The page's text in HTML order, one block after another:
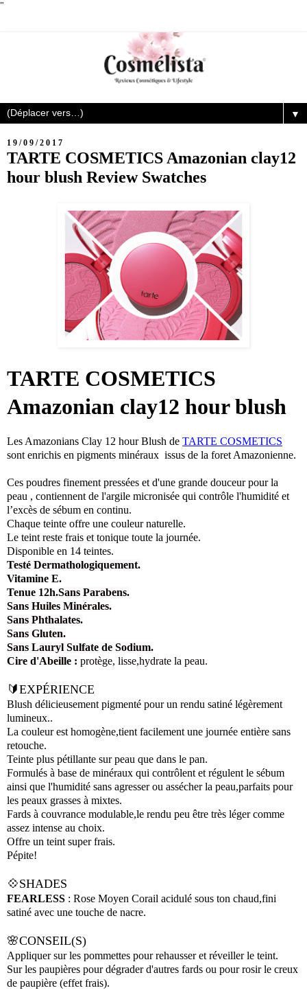
"
▼
19/09/2017
TARTE COSMETICS Amazonian clay12
hour blush Review Swatches
TARTE COSMETICS
Amazonian clay12 hour blush
Les Amazonians Clay 12 hour Blush de TARTE COSMETICS
sont enrichis en pigments minéraux issus de la foret Amazonienne.
Ces poudres finement pressées et d'une grande douceur pour la
peau , contiennent de l'argile micronisée qui contrôle l'humidité et
l’excès de sébum en continu.
Chaque teinte offre une couleur naturelle.
Le teint reste frais et tonique toute la journée.
Disponible en 14 teintes.
Testé Dermathologiquement.
Vitamine E.
Tenue 12h.Sans Parabens.
Sans Huiles Minérales.
Sans Phthalates.
Sans Gluten.
Sans Lauryl Sulfate de Sodium.
Cire d'Abeille : protège, lisse,hydrate la peau.
🔰EXPÉRIENCE
Blush délicieusement pigmenté pour un rendu satiné légèrement
lumineux..
La couleur est homogène,tient facilement une journée entière sans
retouche.
Teinte plus pétillante sur peau que dans le pan.
Formulés à base de minéraux qui contrôlent et régulent le sébum
ainsi que l'humidité sans agresser ou assécher la peau,parfaits pour
les peaux grasses à mixtes.
Fards à couvrance modulable,le rendu peu être très léger comme
assez intense au choix.
Offre un teint super frais.
Pépite!
💠SHADES
FEARLESS : Rose Moyen Corail acidulé sous ton chaud,fini
satiné avec une touche de nacre.
🌸CONSEIL(S)
Appliquer sur les pommettes pour rehausser et réveiller le teint.
Sur les paupières pour dégrader d'autres fards ou pour rosir le creux
de paupière (effet frais).